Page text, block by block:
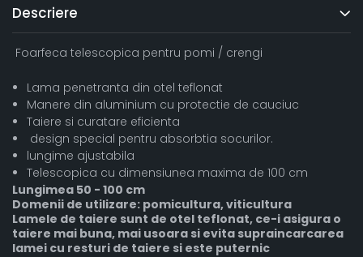
Descriere
Foarfeca telescopica pentru pomi / crengi
Lama penetranta din otel teflonat
Manere din aluminium cu protectie de cauciuc
Taiere si curatare eficienta
design special pentru absorbtia socurilor.
lungime ajustabila
Telescopica cu dimensiunea maxima de 100 cm
Lungimea 50 - 100 cm
Domenii de utilizare: pomicultura, viticultura
Lamele de taiere sunt de otel teflonat, ce-i asigura o
taiere mai buna, mai usoara si evita supraincarcarea
lamei cu resturi de taiere si este puternic